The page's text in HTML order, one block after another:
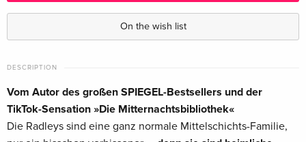
On the wish list
DESCRIPTION
Vom Autor des großen SPIEGEL-Bestsellers und der
TikTok-Sensation »Die Mitternachtsbibliothek«
Die Radleys sind eine ganz normale Mittelschichts-Familie,